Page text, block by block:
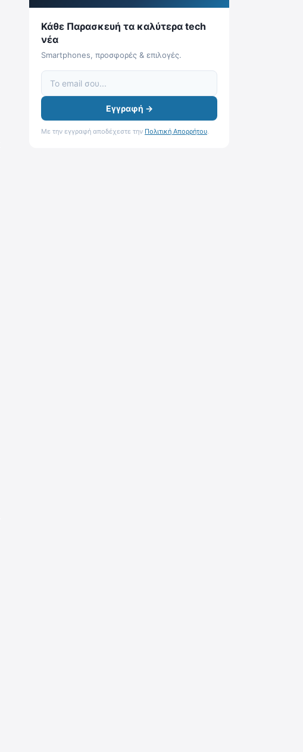
Κάθε Παρασκευή τα καλύτερα tech
νέα
Smartphones, προσφορές & επιλογές.
Εγγραφή →
Με την εγγραφή αποδέχεστε την Πολιτική Απορρήτου.